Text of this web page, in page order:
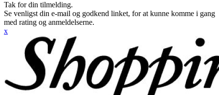
Tak for din tilmelding.
Se venligst din e-mail og godkend linket, for at kunne komme i gang
med rating og anmeldelserne.
x